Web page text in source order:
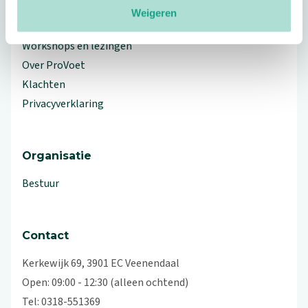
Weigeren
Workshops en lezingen
Over ProVoet
Klachten
Privacyverklaring
Organisatie
Bestuur
Contact
Kerkewijk 69, 3901 EC Veenendaal
Open: 09:00 - 12:30 (alleen ochtend)
Tel: 0318-551369